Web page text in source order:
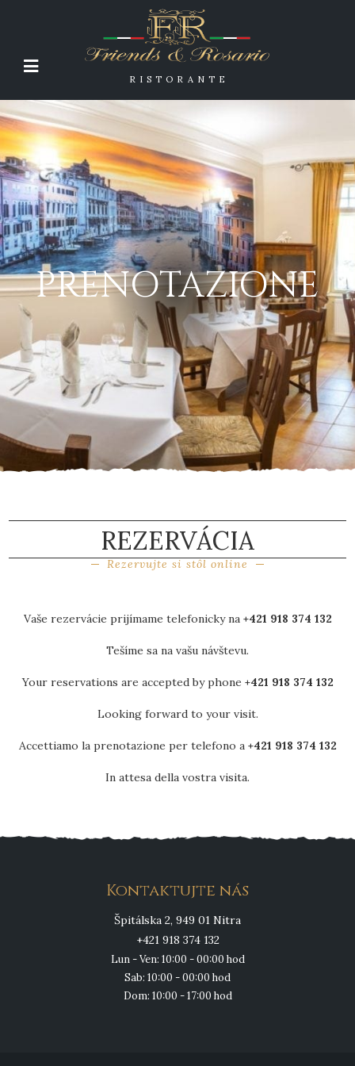
RISTORANTE
PRENOTAZIONE
REZERVÁCIA
Rezervujte si stôl online
Vaše rezervácie prijímame telefonicky na +421 918 374 132
Tešíme sa na vašu návštevu.
Your reservations are accepted by phone +421 918 374 132
Looking forward to your visit.
Accettiamo la prenotazione per telefono a +421 918 374 132
In attesa della vostra visita.
Kontaktujte nás
Špitálska 2, 949 01 Nitra
+421 918 374 132
Lun - Ven: 10:00 - 00:00 hod
Sab: 10:00 - 00:00 hod
Dom: 10:00 - 17:00 hod